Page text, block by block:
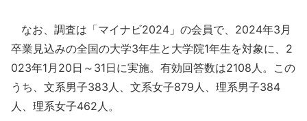
なお、調査は「マイナビ2024」の会員で、2024年3月
卒業見込みの全国の大学3年生と大学院1年生を対象に、2
023年1月20日～31日に実施。有効回答数は2108人。この
うち、文系男子383人、文系女子879人、理系男子384
人、理系女子462人。